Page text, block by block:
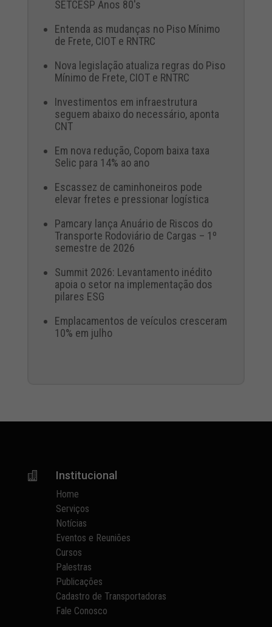
SETCESP Anos 80's
Entenda as mudanças no Piso Mínimo
de Frete, CIOT e RNTRC
Nova legislação atualiza regras do Piso
Mínimo de Frete, CIOT e RNTRC
Investimentos em infraestrutura
seguem abaixo do necessário, aponta
CNT
Em nova redução, Copom baixa taxa
Selic para 14% ao ano
Escassez de caminhoneiros pode
elevar fretes e pressionar logística
Pamcary lança Anuário de Riscos do
Transporte Rodoviário de Cargas – 1º
semestre de 2026
Summit 2026: Levantamento inédito
apoia o setor na implementação dos
pilares ESG
Emplacamentos de veículos cresceram
10% em julho
 Institucional
Home
Serviços
Notícias
Eventos e Reuniões
Cursos
Palestras
Publicações
Cadastro de Transportadoras
Fale Conosco